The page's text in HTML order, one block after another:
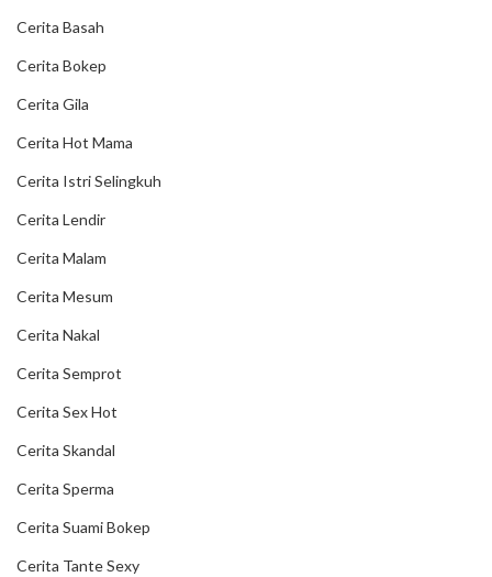
Cerita Basah
Cerita Bokep
Cerita Gila
Cerita Hot Mama
Cerita Istri Selingkuh
Cerita Lendir
Cerita Malam
Cerita Mesum
Cerita Nakal
Cerita Semprot
Cerita Sex Hot
Cerita Skandal
Cerita Sperma
Cerita Suami Bokep
Cerita Tante Sexy